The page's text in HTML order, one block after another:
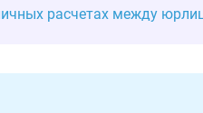
расчетах между